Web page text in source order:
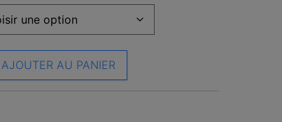
Foret diamanté Diager Blue ceram diamètre 25mm
AJOUTER AU PANIER